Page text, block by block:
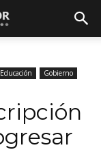
Educación
Gobierno